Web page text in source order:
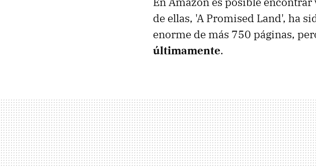
de ellas, 'A Promised Land', ha
enorme de más 750 páginas,
últimamente.